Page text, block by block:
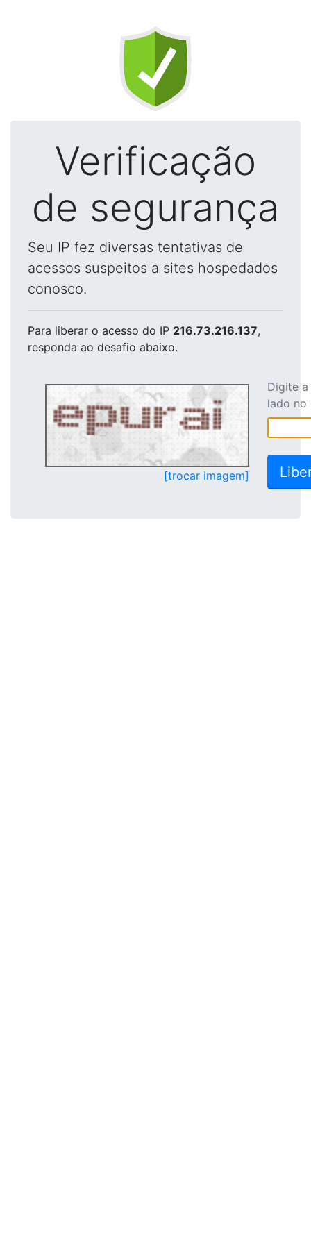
Verificação
de segurança
Seu IP fez diversas tentativas de
acessos suspeitos a sites hospedados
conosco.
Para liberar o acesso do IP 216.73.216.137,
responda ao desafio abaixo.
[trocar imagem]
Digite
lado no